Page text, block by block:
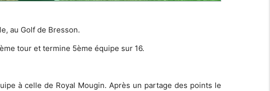
au Golf de Bresson.
tour et termine 5ème équipe sur 16.
à celle de Royal Mougin. Après un partage des points le